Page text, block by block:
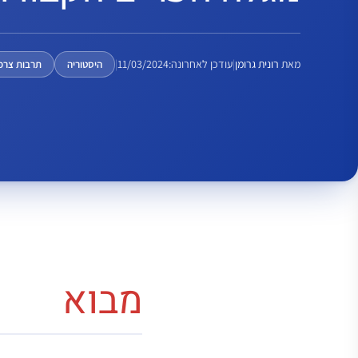
מאת רונית גרומן|עודכן לאחרונה:11/03/2024
| היסטוריה תרבות
מבוא